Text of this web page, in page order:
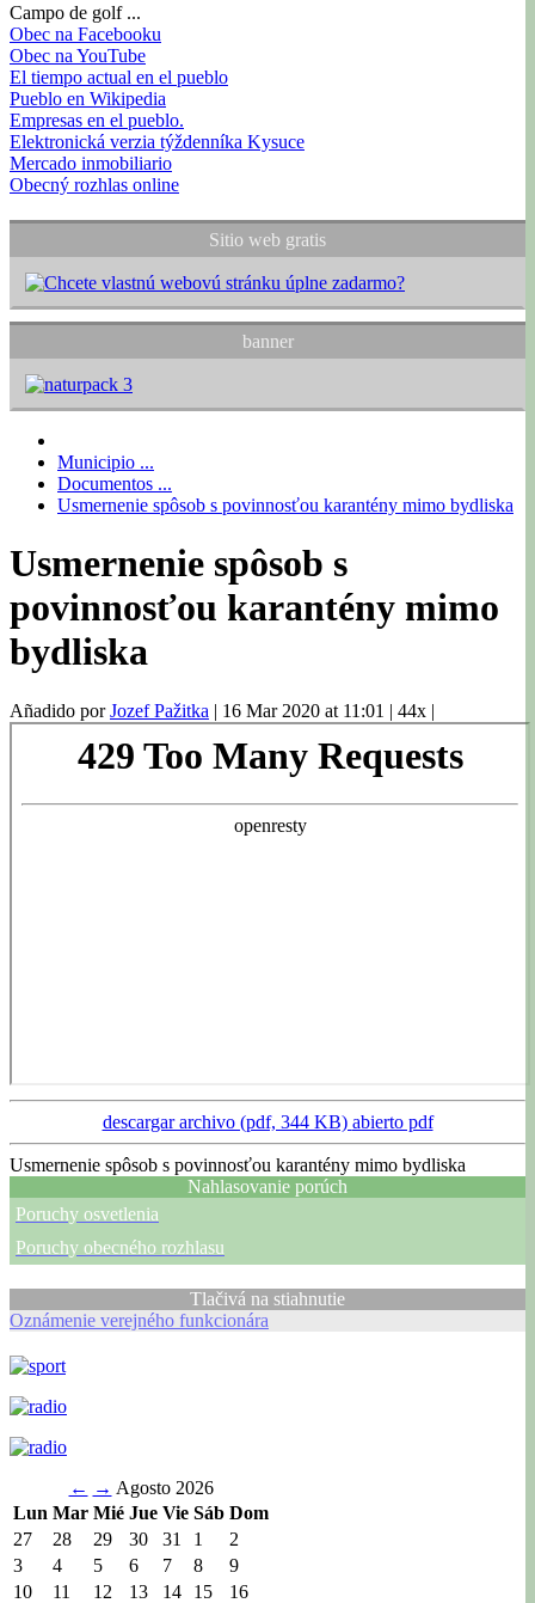
Campo de golf ...
Obec na Facebooku
Obec na YouTube
El tiempo actual en el pueblo
Pueblo en Wikipedia
Empresas en el pueblo.
Elektronická verzia týždenníka Kysuce
Mercado inmobiliario
Obecný rozhlas online
Sitio web gratis
banner
Municipio ...
Documentos ...
Usmernenie spôsob s povinnosťou karantény mimo bydliska
Usmernenie spôsob s
povinnosťou karantény mimo
bydliska
Añadido porJozef Pažitka | 16 Mar 2020 at 11:01 | 44x |
descargar archivo (pdf, 344 KB) abierto pdf
Usmernenie spôsob s povinnosťou karantény mimo bydliska
Nahlasovanie porúch
Poruchy osvetlenia
Poruchy obecného rozhlasu
Tlačivá na stiahnutie
Oznámenie verejného funkcionára
← → Agosto 2026
Lun Mar Mié Jue Vie Sáb Dom
27
28 29 30 31 1
2
3
4 5 6 7 8
9
10
11 12 13 14 15
16